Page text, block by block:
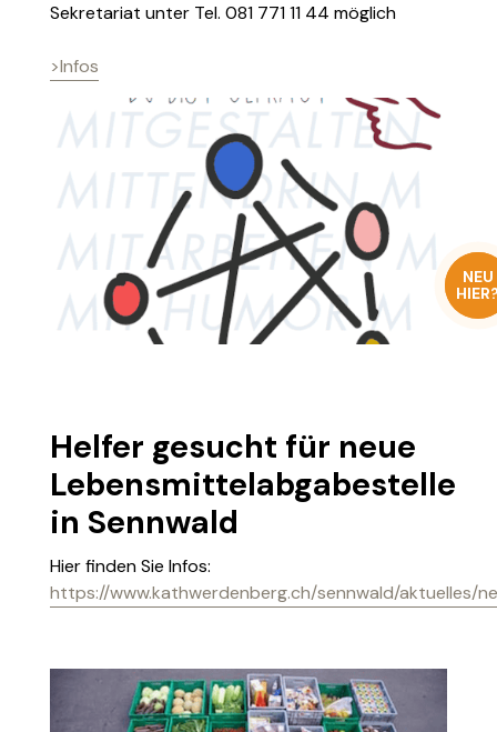
NEU
Sekretariat unter Tel. 081 771 11 44 möglich
>Infos
Helfer gesucht für neue
Lebensmittelabgabestelle
in Sennwald
Hier finden Sie Infos:
https://www.kathwerdenberg.ch/sennwald/aktuelles/